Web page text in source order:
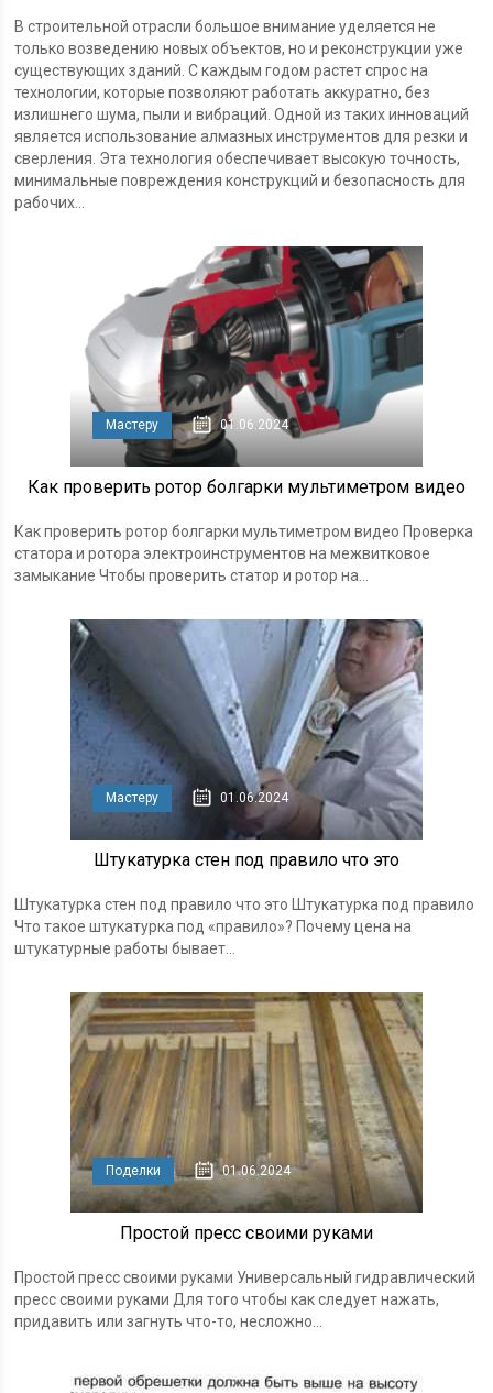
В строительной отрасли большое внимание уделяется не
только возведению новых объектов, но и реконструкции уже
существующих зданий. С каждым годом растет спрос на
технологии, которые позволяют работать аккуратно, без
излишнего шума, пыли и вибраций. Одной из таких инноваций
является использование алмазных инструментов для резки и
сверления. Эта технология обеспечивает высокую точность,
минимальные повреждения конструкций и безопасность для
рабочих...
Мастеру 01.06.2024
Как проверить ротор болгарки мультиметром видео
Как проверить ротор болгарки мультиметром видео Проверка
статора и ротора электроинструментов на межвитковое
замыкание Чтобы проверить статор и ротор на...
Мастеру 01.06.2024
Штукатурка стен под правило что это
Штукатурка стен под правило что это Штукатурка под правило
Что такое штукатурка под «правило»? Почему цена на
штукатурные работы бывает...
Поделки 01.06.2024
Простой пресс своими руками
Простой пресс своими руками Универсальный гидравлический
пресс своими руками Для того чтобы как следует нажать,
придавить или загнуть что-то, несложно...